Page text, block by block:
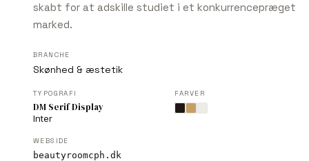
skabt for at adskille studiet i et konkurrencepræget
marked.
BRANCHE
Skønhed & æstetik
TYPOGRAFI
DM Serif Display
Inter
FARVER
WEBSIDE
beautyroomcph.dk